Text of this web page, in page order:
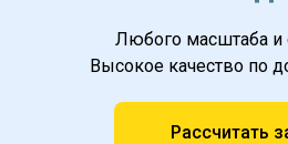
Любого масштаба и
Высокое качество по
Рассчитать